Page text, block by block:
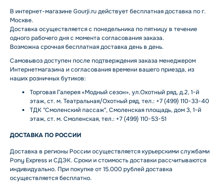
В интернет-магазине Gourji.ru действует бесплатная доставка по г.
Москве.
Доставка осуществляется с понедельника по пятницу в течение
одного рабочего дня с момента согласования заказа.
Возможна срочная бесплатная доставка день в день.
Самовывоз доступен после подтверждения заказа менеджером
Интернетмагазина и согласования времени вашего приезда, из
наших розничных бутиков:
Торговая Галерея «Модный сезон», ул.Охотный ряд, д.2, 1-й
этаж, ст. м. Театральная/Охотный ряд, тел.: +7 (499) 110-33-40
ТДК "Смоленский пассаж", Смоленская площадь, дом 3, 1-й
этаж, ст. м. Смоленская, тел.: +7 (499) 110-53-51
ДОСТАВКА ПО РОССИИ
Доставка в регионы России осуществляется курьерскими службами
Pony Express и СДЭК. Сроки и стоимость доставки рассчитываются
индивидуально. При покупке от 15.000 рублей доставка
осуществляется бесплатно.